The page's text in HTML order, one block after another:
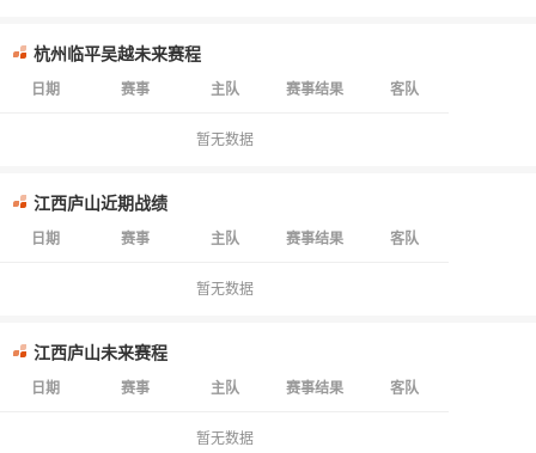
杭州临平吴越未来赛程
日期 赛事 主队 赛事结果 客队
暂无数据
江西庐山近期战绩
日期 赛事 主队 赛事结果 客队
暂无数据
江西庐山未来赛程
日期 赛事 主队 赛事结果 客队
暂无数据